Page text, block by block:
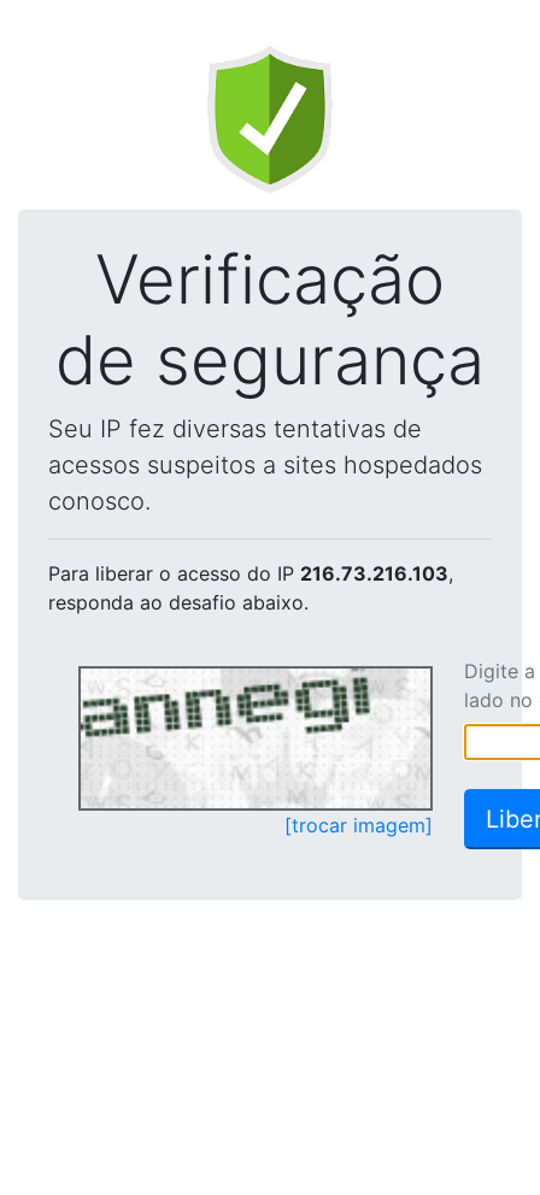
Verificação
de segurança
Seu IP fez diversas tentativas de
acessos suspeitos a sites hospedados
conosco.
Para liberar o acesso do IP 216.73.216.103,
responda ao desafio abaixo.
[trocar imagem]
Digite
lado no